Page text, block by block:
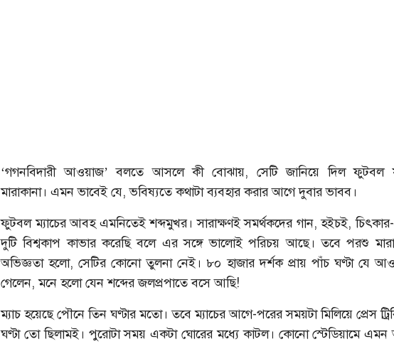
‘গগনবিদারী আওয়াজ’ বলতে আসলে কী বোঝায়, সেটি জানিয়ে দিল ফুটবল
মারাকানা। এমন ভাবেই যে, ভবিষ্যতে কথাটা ব্যবহার করার আগে দুবার ভাবব।
ফুটবল ম্যাচের আবহ এমনিতেই শব্দমুখর। সারাক্ষণই সমর্থকদের গান, হইচই, চিৎকার-
দুটি বিশ্বকাপ কাভার করেছি বলে এর সঙ্গে ভালোই পরিচয় আছে। তবে পরশু
অভিজ্ঞতা হলো, সেটির কোনো তুলনা নেই। ৮০ হাজার দর্শক প্রায় পাঁচ ঘণ্টা যে
গেলেন, মনে হলো যেন শব্দের জলপ্রপাতে বসে আছি!
ম্যাচ হয়েছে পৌনে তিন ঘণ্টার মতো। তবে ম্যাচের আগে-পরের সময়টা মিলিয়ে প্রেস
ঘণ্টা তো ছিলামই। পুরোটা সময় একটা ঘোরের মধ্যে কাটল। কোনো স্টেডিয়ামে